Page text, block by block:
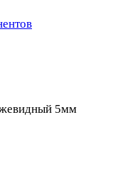
5мм